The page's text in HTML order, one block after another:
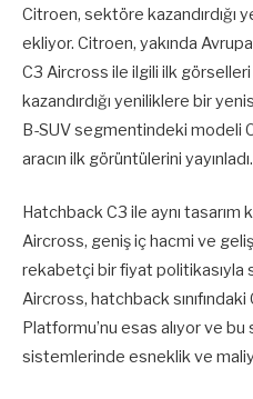
Citroen, sektöre kazandırdığı
ekliyor. Citroen, yakında
C3 Aircross ile ilgili ilk
kazandırdığı yeniliklere bir
B-SUV segmentindeki modeli
aracın ilk görüntülerini yayınladı.
Hatchback C3 ile aynı tasarım
Aircross, geniş iç hacmi ve
rekabetçi bir fiyat politikasıyla
Aircross, hatchback sınıfındaki
Platformu’nu esas alıyor ve
sistemlerinde esneklik ve